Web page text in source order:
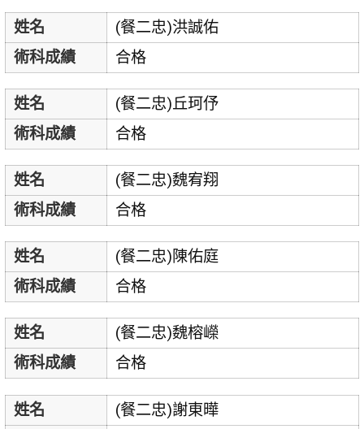
姓名
(餐二忠)洪誠佑
術科成績
合格
姓名
(餐二忠)丘珂伃
術科成績
合格
姓名
(餐二忠)魏宥翔
術科成績
合格
姓名
(餐二忠)陳佑庭
術科成績
合格
姓名
(餐二忠)魏榕嶸
術科成績
合格
姓名
(餐二忠)謝東曄